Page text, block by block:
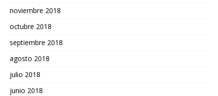
noviembre 2018
octubre 2018
septiembre 2018
agosto 2018
julio 2018
junio 2018